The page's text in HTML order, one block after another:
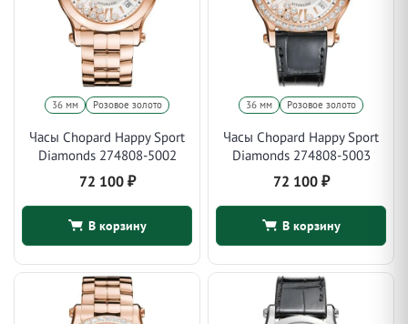
36 мм Розовое золото
Часы Chopard Happy Sport
Diamonds 274808-5002
72 100 ₽
В корзину
36 мм Розовое золото
Часы Chopard Happy Sport
Diamonds 274808-5003
72 100 ₽
В корзину